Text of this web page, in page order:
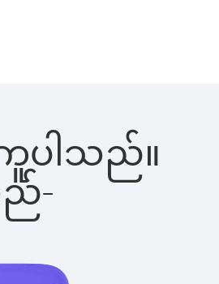
ကူပါသည်။
ည်-